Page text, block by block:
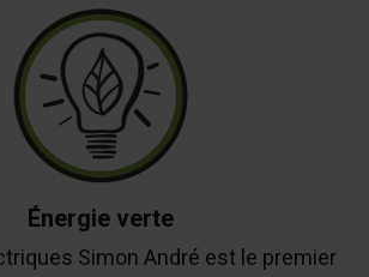
Énergie verte
Simon André est le premier